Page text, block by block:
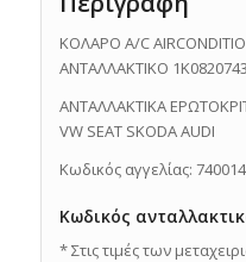
ΚΟΛΑΡΟ A/C
ΑΝΤΑΛΛΑΚΤΙΚΟ
ΑΝΤΑΛΛΑΚΤΙΚΑ
VW SEAT SKODA AUDI
Κωδικός αγγελίας:
Κωδικός
* Στις τιμές των